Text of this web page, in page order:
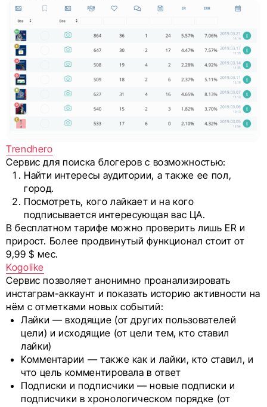
Trendhero
Сервис для поиска блогеров с возможностью:
Найти интересы аудитории, а также ее пол,
город.
Посмотреть, кого лайкает и на кого
подписывается интересующая вас ЦА.
В бесплатном тарифе можно проверить лишь ER и
прирост. Более продвинутый функционал стоит от
9,99 $ мес.
Kogolike
Сервис позволяет анонимно проанализировать
инстаграм-аккаунт и показать историю активности на
нём с отметками новых событий:
Лайки — входящие (от других пользователей
цели) и исходящие (от цели тем, кто ставил
лайки)
Комментарии — также как и лайки, кто ставил, и
что цель комментировала в ответ
Подписки и подписчики — новые подписки и
подписчики в хронологическом порядке (от